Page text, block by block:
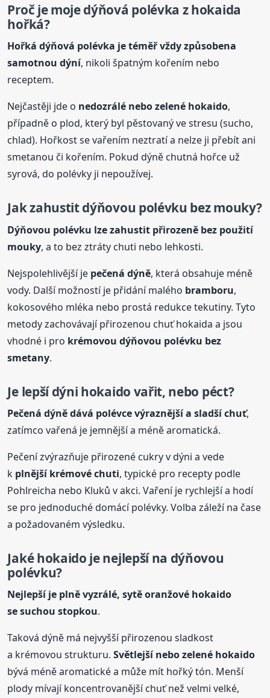
Proč je moje dýňová polévka z hokaida
hořká?
Hořká dýňová polévka je téměř vždy způsobena
samotnou dýní, nikoli špatným kořením nebo
receptem.
Nejčastěji jde o nedozrálé nebo zelené hokaido,
případně o plod, který byl pěstovaný ve stresu (sucho,
chlad). Hořkost se vařením neztratí a nelze ji přebít ani
smetanou či kořením. Pokud dýně chutná hořce už
syrová, do polévky ji nepoužívej.
Jak zahustit dýňovou polévku bez mouky?
Dýňovou polévku lze zahustit přirozeně bez použití
mouky, a to bez ztráty chuti nebo lehkosti.
Nejspolehlivější je pečená dýně, která obsahuje méně
vody. Další možností je přidání malého bramboru,
kokosového mléka nebo prostá redukce tekutiny. Tyto
metody zachovávají přirozenou chuť hokaida a jsou
vhodné i pro krémovou dýňovou polévku bez
smetany.
Je lepší dýni hokaido vařit, nebo péct?
Pečená dýně dává polévce výraznější a sladší chuť,
zatímco vařená je jemnější a méně aromatická.
Pečení zvýrazňuje přirozené cukry v dýni a vede
k plnější krémové chuti, typické pro recepty podle
Pohlreicha nebo Kluků v akci. Vaření je rychlejší a hodí
se pro jednoduché domácí polévky. Volba záleží na čase
a požadovaném výsledku.
Jaké hokaido je nejlepší na dýňovou
polévku?
Nejlepší je plně vyzrálé, sytě oranžové hokaido
se suchou stopkou.
Taková dýně má nejvyšší přirozenou sladkost
a krémovou strukturu.Světlejší nebo zelené hokaido
bývá méně aromatické a může mít hořký tón. Menší
plody mívají koncentrovanější chuť než velmi velké,